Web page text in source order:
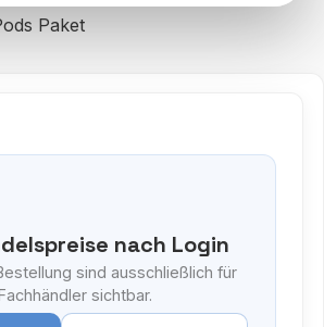
Paket
nach Login
sind ausschließlich für
sichtbar.